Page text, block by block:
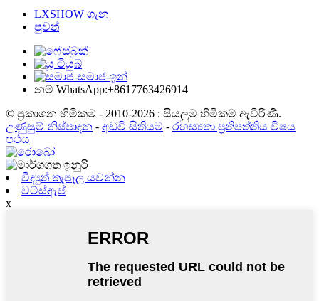
LXSHOW ගැන
පුවත්
නම් WhatsApp:+8617763426914
© ප්‍රකාශන හිමිකම - 2010-2026 : සියලුම හිමිකම් ඇවිරිණි.
උණුසුම් නිෂ්පාදන - අඩවි සිතියම - රහස්‍යතා ප්‍රතිපත්තිය විෂය
පථය
විද්‍යුත් තැපෑල යවන්න
වට්ස්ඇප්
x